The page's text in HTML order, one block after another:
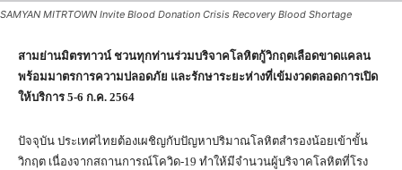
SAMYAN MITRTOWN Invite Blood Donation Crisis Recovery Blood Shortage
สามย่านมิตรทาวน์ ชวนทุกท่านร่วมบริจาคโลหิตกู้วิกฤตเลือดขาดแคลน
พร้อมมาตรการความปลอดภัย และรักษาระยะห่างที่เข้มงวดตลอดการเปิด
ให้บริการ 5-6 ก.ค. 2564
ปัจจุบัน ประเทศไทยต้องเผชิญกับปัญหาปริมาณโลหิตสำรองน้อยเข้าขั้น
วิกฤต เนื่องจากสถานการณ์โควิด-19 ทำให้มีจำนวนผู้บริจาคโลหิตที่โรง